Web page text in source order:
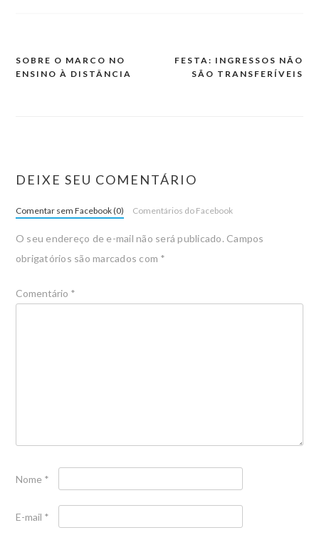
SOBRE O MARCO NO
ENSINO À DISTÂNCIA
FESTA: INGRESSOS NÃO
SÃO TRANSFERÍVEIS
DEIXE SEU COMENTÁRIO
Comentar sem Facebook (0) Comentários do Facebook
O seu endereço de e-mail não será publicado. Campos
obrigatórios são marcados com *
Comentário *
Nome *
E-mail *